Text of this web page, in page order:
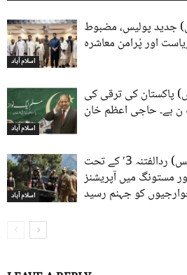
اسلام آباد
جدید پولیس، مضبوط
اور پُرامن معاشرہ
اسلام آباد
پاکستان کی ترقی کی
ہے۔ حاجی اعظم خان
اسلام آباد
اسلام آباد (ٹی این ایس) ردالفتنہ 3′ کے تحت
مستونگ میں آپریشنز